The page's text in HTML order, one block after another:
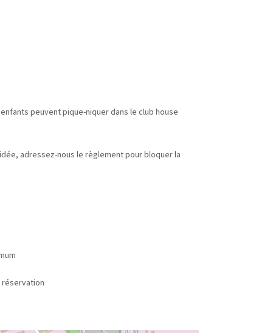
peuvent pique-niquer dans le club house
adressez-nous le règlement pour bloquer la